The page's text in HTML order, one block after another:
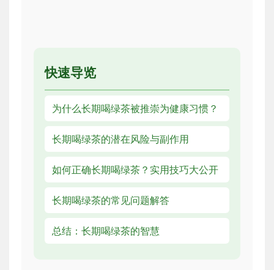
快速导览
为什么长期喝绿茶被推崇为健康习惯？
长期喝绿茶的潜在风险与副作用
如何正确长期喝绿茶？实用技巧大公开
长期喝绿茶的常见问题解答
总结：长期喝绿茶的智慧